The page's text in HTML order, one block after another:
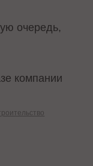
очередь,
компании